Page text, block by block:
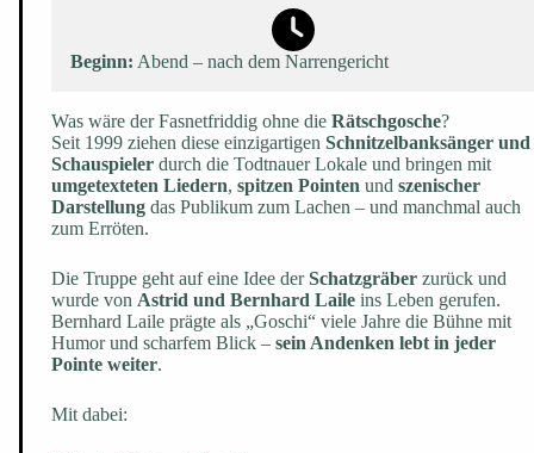
Beginn: Abend – nach dem Narrengericht
Was wäre der Fasnetfriddig ohne die Rätschgosche?
Seit 1999 ziehen diese einzigartigen Schnitzelbanksänger und
Schauspieler durch die Todtnauer Lokale und bringen mit
umgetexteten Liedern, spitzen Pointen und szenischer
Darstellung das Publikum zum Lachen – und manchmal auch
zum Erröten.
Die Truppe geht auf eine Idee derSchatzgräber zurück und
wurde von Astrid und Bernhard Laile ins Leben gerufen.
Bernhard Laile prägte als „Goschi“ viele Jahre die Bühne mit
Humor und scharfem Blick – sein Andenken lebt in jeder
Pointe weiter.
Mit dabei: